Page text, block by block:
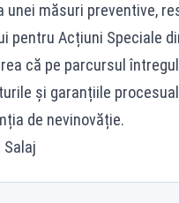
unei măsuri preventive,
pentru Acțiuni Speciale
că pe parcursul
și garanțiile
de nevinovăție.
Salaj